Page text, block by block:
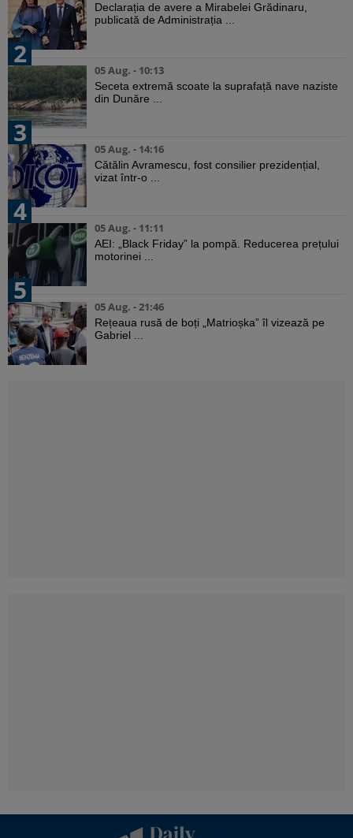
Declarația de avere a Mirabelei Grădinaru,
publicată de Administrația ...
2
05 Aug. - 10:13
Seceta extremă scoate la suprafață nave naziste
din Dunăre ...
3
05 Aug. - 14:16
Cătălin Avramescu, fost consilier prezidențial,
vizat într-o ...
4
05 Aug. - 11:11
AEI: „Black Friday” la pompă. Reducerea prețului
motorinei ...
5
05 Aug. - 21:46
Rețeaua rusă de boți „Matrioșka” îl vizează pe
Gabriel ...